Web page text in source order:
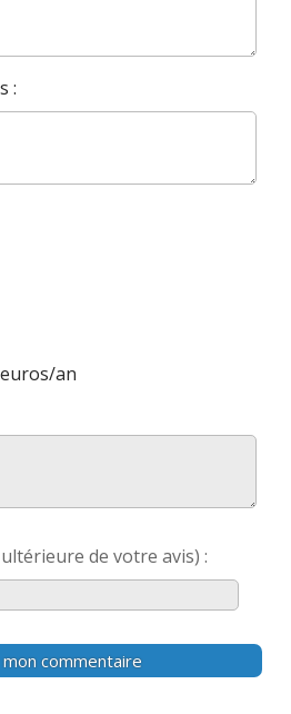
:
euros/an
de votre avis) :
mon commentaire